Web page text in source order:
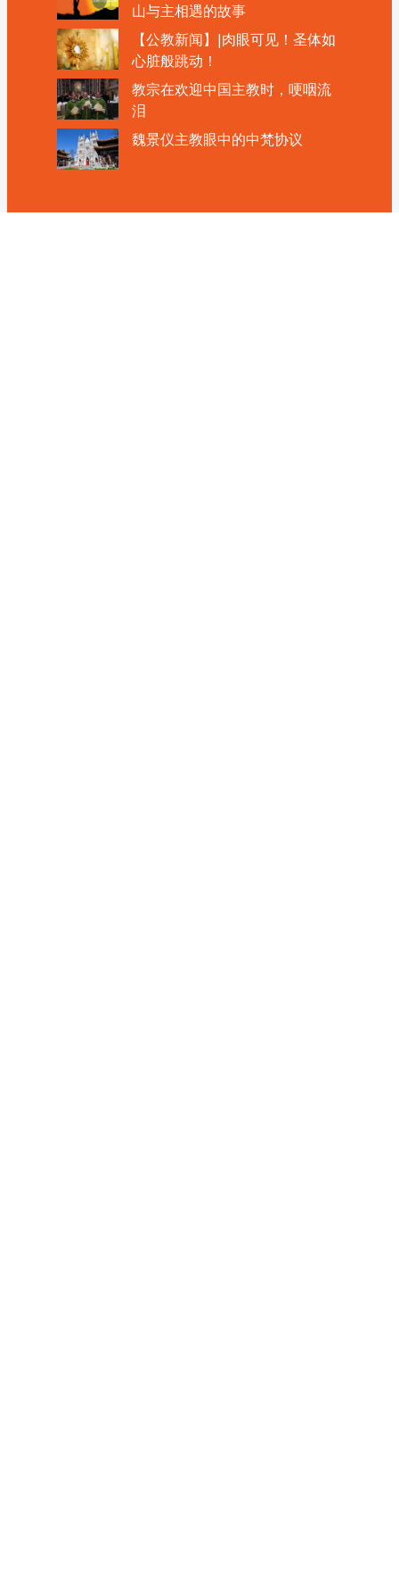
山与主相遇的故事
【公教新闻】|肉眼可见！圣体如
心脏般跳动！
教宗在欢迎中国主教时，哽咽流
泪
魏景仪主教眼中的中梵协议